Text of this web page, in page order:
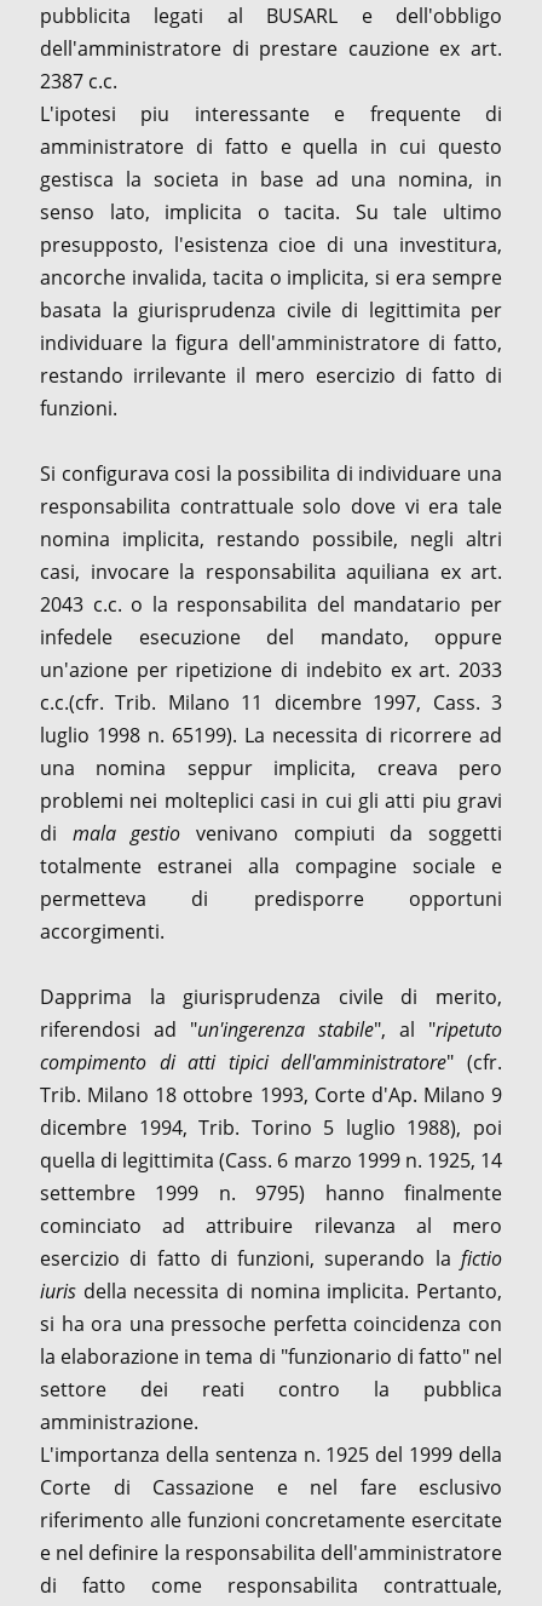
pubblicita legati al BUSARL e dell'obbligo
dell'amministratore di prestare cauzione ex art.
2387 c.c.
L'ipotesi piu interessante e frequente di
amministratore di fatto e quella in cui questo
gestisca la societa in base ad una nomina, in
senso lato, implicita o tacita. Su tale ultimo
presupposto, l'esistenza cioe di una investitura,
ancorche invalida, tacita o implicita, si era sempre
basata la giurisprudenza civile di legittimita per
individuare la figura dell'amministratore di fatto,
restando irrilevante il mero esercizio di fatto di
funzioni.
Si configurava cosi la possibilita di individuare una
responsabilita contrattuale solo dove vi era tale
nomina implicita, restando possibile, negli altri
casi, invocare la responsabilita aquiliana ex art.
2043 c.c. o la responsabilita del mandatario per
infedele esecuzione del mandato, oppure
un'azione per ripetizione di indebito ex art. 2033
c.c.(cfr. Trib. Milano 11 dicembre 1997, Cass. 3
luglio 1998 n. 65199). La necessita di ricorrere ad
una nomina seppur implicita, creava pero
problemi nei molteplici casi in cui gli atti piu gravi
di mala gestio venivano compiuti da soggetti
totalmente estranei alla compagine sociale e
permetteva di predisporre opportuni
accorgimenti.
Dapprima la giurisprudenza civile di merito,
riferendosi ad "un'ingerenza stabile", al "ripetuto
compimento di atti tipici dell'amministratore" (cfr.
Trib. Milano 18 ottobre 1993, Corte d'Ap. Milano 9
dicembre 1994, Trib. Torino 5 luglio 1988), poi
quella di legittimita (Cass. 6 marzo 1999 n. 1925, 14
settembre 1999 n. 9795) hanno finalmente
cominciato ad attribuire rilevanza al mero
esercizio di fatto di funzioni, superando la fictio
iuris della necessita di nomina implicita. Pertanto,
si ha ora una pressoche perfetta coincidenza con
la elaborazione in tema di "funzionario di fatto" nel
settore dei reati contro la pubblica
amministrazione.
L'importanza della sentenza n. 1925 del 1999 della
Corte di Cassazione e nel fare esclusivo
riferimento alle funzioni concretamente esercitate
e nel definire la responsabilita dell'amministratore
di fatto come responsabilita contrattuale,